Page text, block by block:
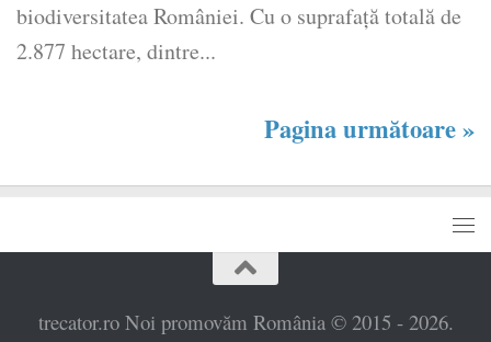
biodiversitatea României. Cu o suprafață totală de
2.877 hectare, dintre...
Pagina următoare »
trecator.ro Noi promovăm România © 2015 - 2026.